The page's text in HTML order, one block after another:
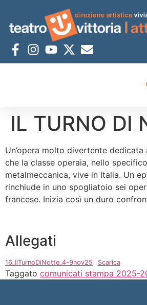
IL TURNO DI
Un’opera molto divertente
che la classe operaia, nello
metalmeccanica, vive in Italia. Un
rinchiude in uno spogliatoio sei
francese. Inizia così un duro
Allegati
16_IlTurnoDiNotte_4-9nov25 Scarica
Taggato comunicati stampa 2025-